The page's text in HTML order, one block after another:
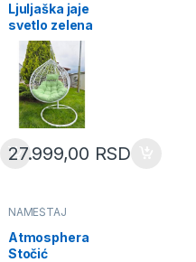
Ljuljaška jaje
svetlo zelena
(F031SZ)
27.999,00 RSD
NAMEŠTAJ
Atmosphera
Stočić